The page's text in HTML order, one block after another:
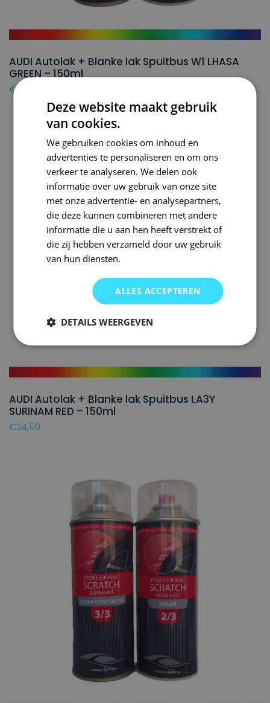
AUDI Autolak + Blanke lak Spuitbus W1 LHASA
GREEN – 150ml
€24,50
AUDI Autolak + Blanke lak Spuitbus LA3Y
SURINAM RED – 150ml
€24,50
Deze website maakt gebruik
van cookies.
We gebruiken cookies om inhoud en
advertenties te personaliseren en om ons
verkeer te analyseren. We delen ook
informatie over uw gebruik van onze site
met onze advertentie- en analysepartners,
die deze kunnen combineren met andere
informatie die u aan hen heeft verstrekt of
die zij hebben verzameld door uw gebruik
van hun diensten.
ALLES ACCEPTEREN
DETAILS WEERGEVEN